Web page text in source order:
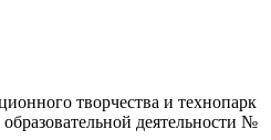
творчества и технопарк
деятельности №